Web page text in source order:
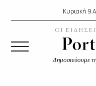
Κυριακή 9
ΟΙ
Δημοσιεύουμε